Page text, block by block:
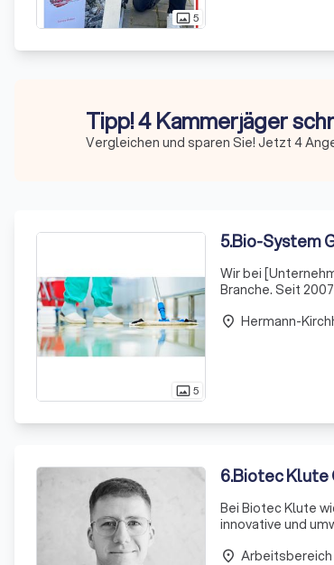
photo_size_select_actual5
Tipp! 4 Kammerjäger
Vergleichen und sparen Sie! Jetzt 4
photo_size_select_actual5
5.Bio-System
Wir bei
Branche. Seit
Mitarbeiter
place Hermann-
6.Biotec Klute
Bei Biotec Klute
innovative und
schaden
place Arbeitsbereich